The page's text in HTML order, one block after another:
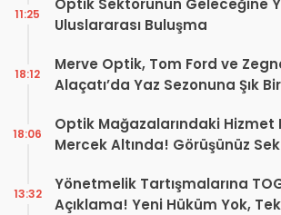
Uluslararası Buluşma
11:25
Merve Optik, Tom Ford ve
Alaçatı’da Yaz Sezonuna Şık
18:12
Optik Mağazalarındaki Hizmet
Mercek Altında! Görüşünüz
18:06
Yönetmelik Tartışmalarına
Açıklama! Yeni Hüküm Yok,
13:32